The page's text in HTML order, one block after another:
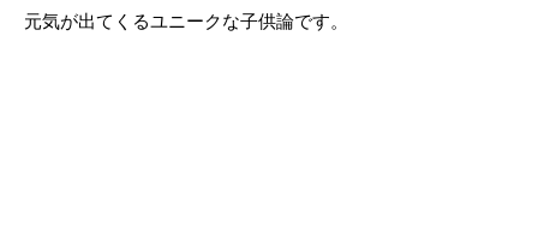
元気が出てくるユニークな子供論です。